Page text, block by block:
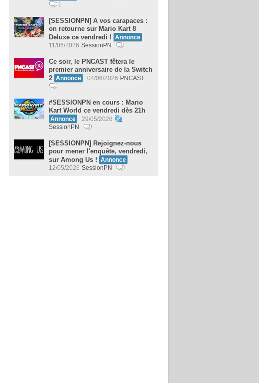
1
[SESSIONPN] A vos carapaces :
on retourne sur Mario Kart 8
Deluxe ce vendredi !
Annonce
11/06/2026 SessionPN
Ce soir, le PNCAST fêtera le
premier anniversaire de la Switch
2 Annonce 04/06/2026 PNCAST
#SESSIONPN en cours : Mario
Kart World ce vendredi dès 21h
Annonce
29/05/2026
SessionPN
[SESSIONPN] Rejoignez-nous
pour mener l'enquête, vendredi,
sur Among Us !
Annonce
12/05/2026 SessionPN